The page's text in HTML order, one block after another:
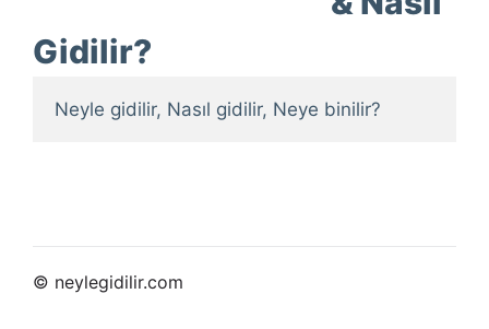
Gidilir?
Neyle gidilir, Nasıl gidilir, Neye binilir?
© neylegidilir.com